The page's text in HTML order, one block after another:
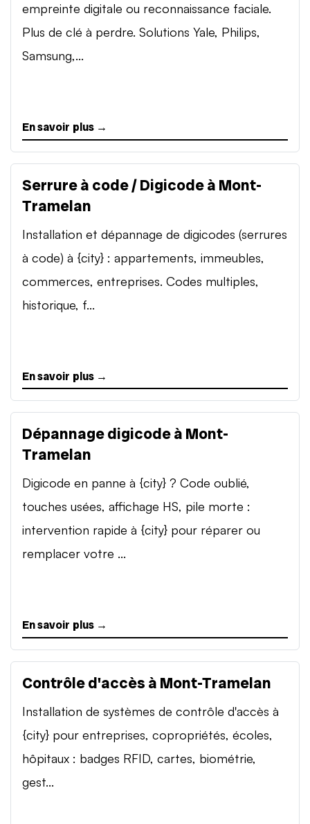
empreinte digitale ou reconnaissance faciale.
Plus de clé à perdre. Solutions Yale, Philips,
Samsung,...
En savoir plus →
Serrure à code / Digicode à Mont-
Tramelan
Installation et dépannage de digicodes (serrures
à code) à {city} : appartements, immeubles,
commerces, entreprises. Codes multiples,
historique, f...
En savoir plus →
Dépannage digicode à Mont-
Tramelan
Digicode en panne à {city} ? Code oublié,
touches usées, affichage HS, pile morte :
intervention rapide à {city} pour réparer ou
remplacer votre ...
En savoir plus →
Contrôle d'accès à Mont-Tramelan
Installation de systèmes de contrôle d'accès à
{city} pour entreprises, copropriétés, écoles,
hôpitaux : badges RFID, cartes, biométrie,
gest...